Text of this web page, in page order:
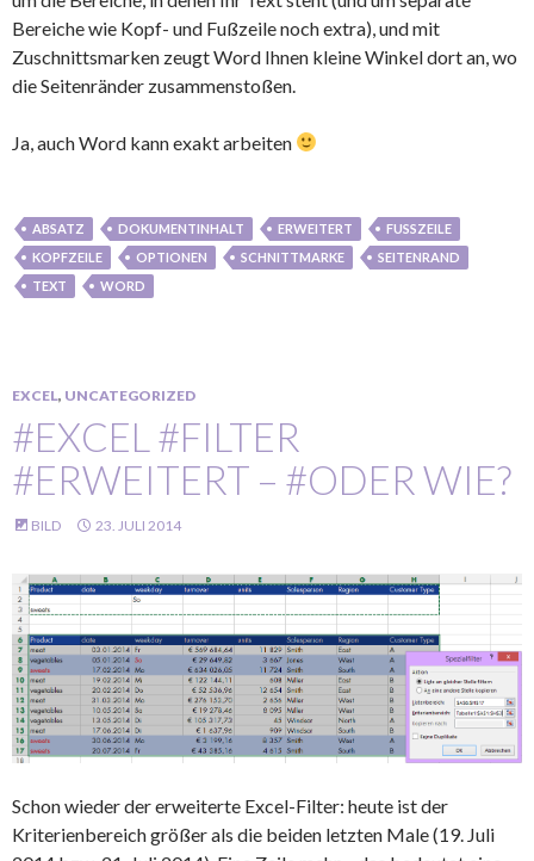
Bereiche wie Kopf- und Fußzeile noch extra), und mit
Zuschnittsmarken zeugt Word Ihnen kleine Winkel dort an, wo
die Seitenränder zusammenstoßen.
Ja, auch Word kann exakt arbeiten
ABSATZ DOKUMENTINHALT ERWEITERT
FUSSZEILE
KOPFZEILE
OPTIONEN SCHNITTMARKE
SEITENRAND
TEXT
WORD
EXCEL, UNCATEGORIZED
#EXCEL #FILTER
#ERWEITERT – #ODER WIE?
BILD 23. JULI 2014
Schon wieder der erweiterte Excel-Filter: heute ist der
Kriterienbereich größer als die beiden letzten Male (19. Juli